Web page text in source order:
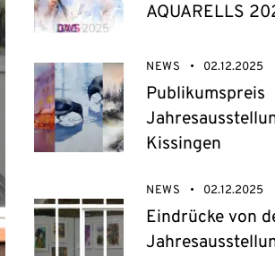
AQUARELLS
NEWS 02.12.2025
Publikumspreis
Kissingen
NEWS 02.12.2025
Eindrücke von